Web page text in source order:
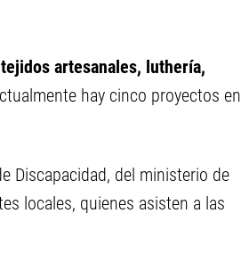
artesanales, luthería,
hay cinco proyectos en
Discapacidad, del ministerio de
locales, quienes asisten a las